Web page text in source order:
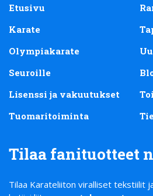
Etusivu
Karate
Olympiakarate
Seuroille
Lisenssi ja vakuutukset
Tuomaritoiminta
Tilaa fanituotteet
Tilaa Karateliiton viralliset tekstiilit